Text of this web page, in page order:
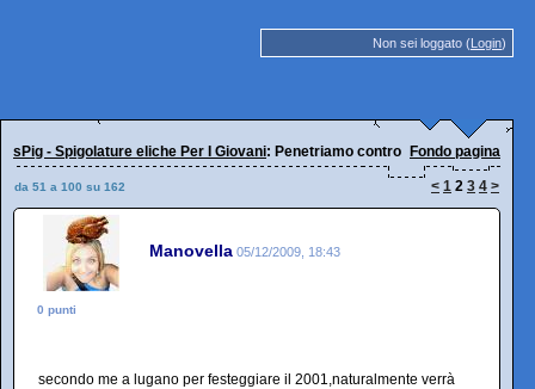
Non sei loggato (Login)
sPig - Spigolature eliche Per I Giovani: Penetriamo contro naturaFondo pagina
da 51 a 100 su 162 < 1 2 3 4 >
Manovella 05/12/2009, 18:43
0 punti
secondo me a lugano per festeggiare il 2001,naturalmente verrà